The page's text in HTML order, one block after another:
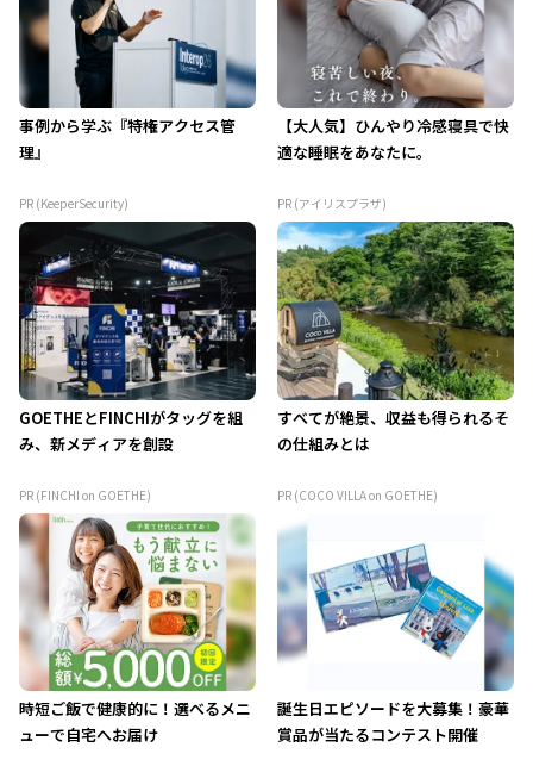
事例から学ぶ『特権アクセス管
理』
PR (KeeperSecurity)
【大人気】ひんやり冷感寝具で快
適な睡眠をあなたに。
PR (アイリスプラザ)
GOETHEとFINCHIがタッグを組
み、新メディアを創設
PR (FINCHI on GOETHE)
すべてが絶景、収益も得られるそ
の仕組みとは
PR (COCO VILLA on GOETHE)
時短ご飯で健康的に！選べるメニ
ューで自宅へお届け
誕生日エピソードを大募集！豪華
賞品が当たるコンテスト開催